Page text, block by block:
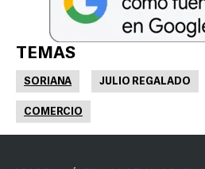
TEMAS
SORIANA JULIO REGALADO
COMERCIO